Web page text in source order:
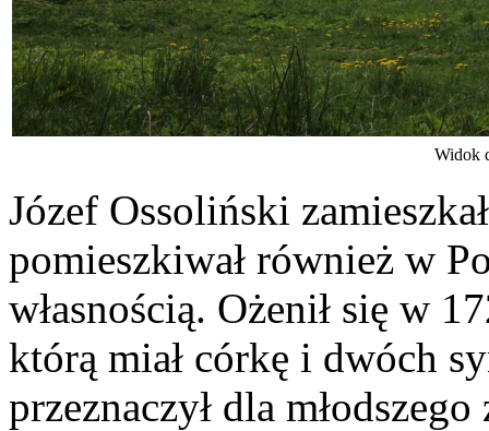
Widok
Józef Ossoliński
pomieszkiwał również w
własnością. Ożenił się w
którą miał córkę i dwóch
przeznaczył dla